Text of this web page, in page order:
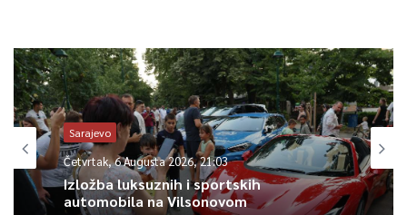
Vedran Fajković, predsjednik
Enver Kazaz, član
Avdija Hasanović, član
Sarajevo
Četvrtak, 6 Augusta 2026, 21:03
Izložba luksuznih i sportskih
automobila na Vilsonovom